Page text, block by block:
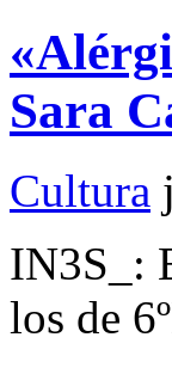
Sara
Cultura
IN3S_:
los de